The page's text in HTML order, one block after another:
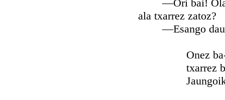
—Ori bai! Olan
ala txarrez zatoz?
—Esango
Onez ba-
txarrez ba-
Jaungoikoa